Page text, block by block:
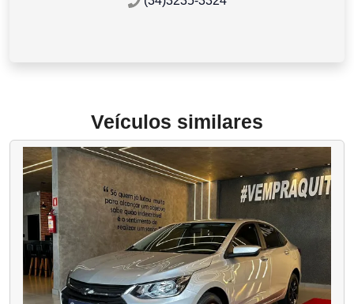
Veículos similares